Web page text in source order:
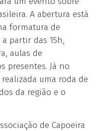
A abertura está
formatura de
a partir das 15h,
aulas de
presentes. Já no
uma roda de
da região e o
de Capoeira